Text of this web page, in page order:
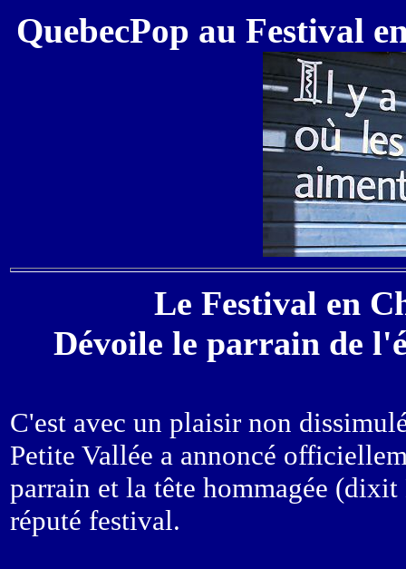
QuebecPop au Festival
Le Festival en
Dévoile le parrain de
C'est avec un plaisir non
Petite Vallée a annoncé
parrain et la tête hommagée
réputé festival.